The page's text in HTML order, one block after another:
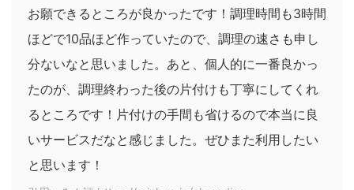
お願できるところが良かったです！調理時間も3時間
ほどで10品ほど作っていたので、調理の速さも申し
分ないなと思いました。あと、個人的に一番良かっ
たのが、調理終わった後の片付けも丁寧にしてくれ
るところです！片付けの手間も省けるので本当に良
いサービスだなと感じました。ぜひまた利用したい
と思います！